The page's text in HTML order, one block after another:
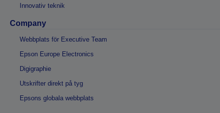
Innovativ teknik
Company
Webbplats för Executive Team
Epson Europe Electronics
Digigraphie
Utskrifter direkt på tyg
Epsons globala webbplats